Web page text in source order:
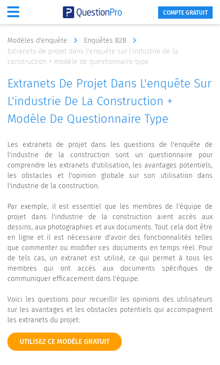
COMPTE GRATUIT
Modèles d'enquête
Enquêtes B2B
Extranets de projet dans l'enquête sur l'industrie de la
construction + modèle de questionnaire type
Extranets De Projet Dans L'enquête Sur
L'industrie De La Construction +
Modèle De Questionnaire Type
Les extranets de projet dans les questions de l'enquête de
l'industrie de la construction sont un questionnaire pour
comprendre les extranets d'utilisation, les avantages potentiels,
les obstacles et l'opinion globale sur son utilisation dans
l'industrie de la construction.
Par exemple, il est essentiel que les membres de l'équipe de
projet dans l'industrie de la construction aient accès aux
dessins, aux photographies et aux documents. Tout cela doit être
en ligne et il est nécessaire d'avoir des fonctionnalités telles
que commenter ou modifier ces documents en temps réel. Pour
de tels cas, un extranet est utilisé, ce qui permet à tous les
membres qui ont accès aux documents spécifiques de
communiquer efficacement dans l'équipe.
Voici les questions pour recueillir les opinions des utilisateurs
sur les avantages et les obstacles potentiels qui accompagnent
les extranets du projet:
UTILISEZ CE MODÈLE GRATUIT